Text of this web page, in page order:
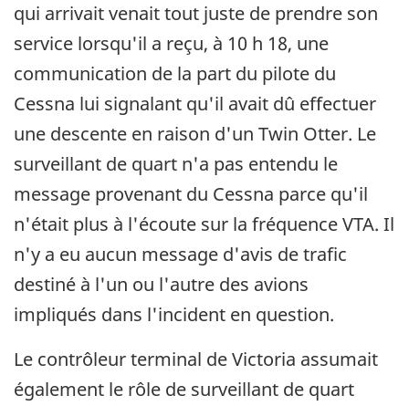
qui arrivait venait tout juste de prendre son
service lorsqu'il a reçu, à 10 h 18, une
communication de la part du pilote du
Cessna lui signalant qu'il avait dû effectuer
une descente en raison d'un Twin Otter. Le
surveillant de quart n'a pas entendu le
message provenant du Cessna parce qu'il
n'était plus à l'écoute sur la fréquence VTA. Il
n'y a eu aucun message d'avis de trafic
destiné à l'un ou l'autre des avions
impliqués dans l'incident en question.
Le contrôleur terminal de Victoria assumait
également le rôle de surveillant de quart